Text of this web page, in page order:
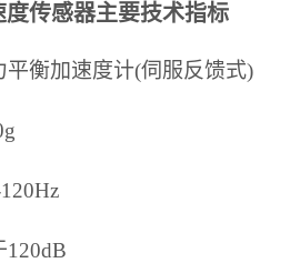
传感器主要技术指标
平衡加速度计(伺服反馈式)
120dB